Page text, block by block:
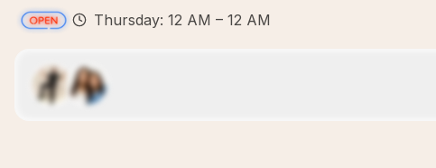
Thursday: 12 AM – 12 AM